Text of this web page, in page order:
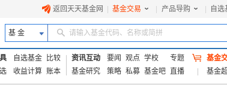
返回天天基金网 基金交易 产品导购 自选
基 金 请输入基金代码、名称或简拼
自选基金
比较
收益计算 账本
资讯互动 要闻 观点 学校
专题
基金研究
策略 私募 基金吧 直播
基金
基金